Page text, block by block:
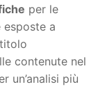
per le
a
contenute nel
un’analisi più